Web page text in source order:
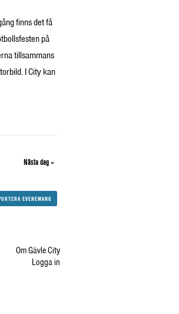
finns det få
på
tillsammans
I City kan
Nästa dag»
EVENEMANG
Om Gävle City
Logga in